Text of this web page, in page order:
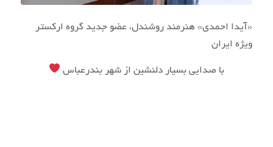
«آیدا احمدی» هنرمند روشندل، عضو جدید گروه ارکستر
ویژه ایران
با صدایی بسیار دلنشین از شهر بندرعباس